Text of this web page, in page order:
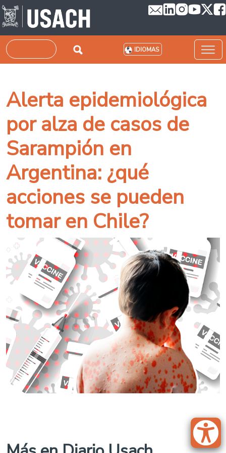
Pasar al contenido principal
Buscar IDIOMAS
Alerta epidemiológica
por alza de casos de
Sarampión en
Argentina: ¿qué
acciones se pueden
tomar en Chile?